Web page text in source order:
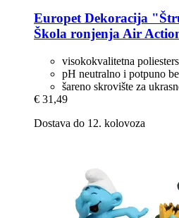
EuropetDekoracija
Škola ronjenja Air
visokokvalitetna
pH neutralno i potpuno
šareno skrovište za
€ 31,49
Dostava do 12. kolovoza